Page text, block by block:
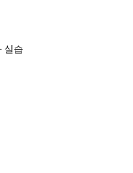
실습